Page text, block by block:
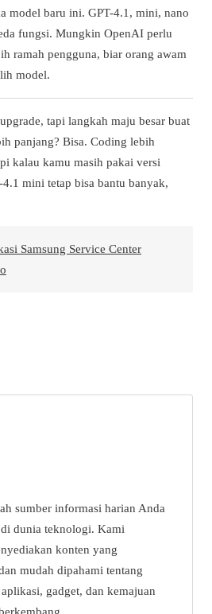
model baru ini. GPT-4.1, mini, nano
fungsi. Mungkin OpenAI perlu
ramah pengguna, biar orang awam
model.
tapi langkah maju besar buat
panjang? Bisa. Coding lebih
kalau kamu masih pakai versi
mini tetap bisa bantu banyak,
Samsung Service Center
sumber informasi harian Anda
dunia teknologi. Kami
konten yang
mudah dipahami tentang
gadget, dan kemajuan